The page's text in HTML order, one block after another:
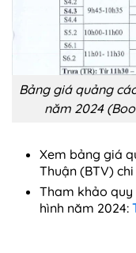
Bảng giá quảng
năm 2024
Xem bảng giá
Thuận (BTV)
Tham khảo
hình năm 2024: